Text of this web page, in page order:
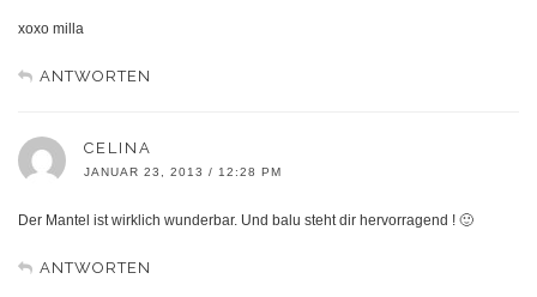
xoxo milla
ANTWORTEN
CELINA
JANUAR 23, 2013 / 12:28 PM
Der Mantel ist wirklich wunderbar. Und balu steht dir hervorragend ! 🙂
ANTWORTEN